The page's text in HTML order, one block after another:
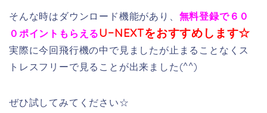
そんな時はダウンロード機能があり、 無料登録で６０
０ポイントもらえるU−NEXTをおすすめします☆
実際に今回飛行機の中で見ましたが止まることなくス
トレスフリーで見ることが出来ました(^^)
ぜひ試してみてください☆